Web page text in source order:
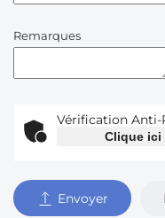
Remarques
Vérification Anti-
Clique ici
Envoyer